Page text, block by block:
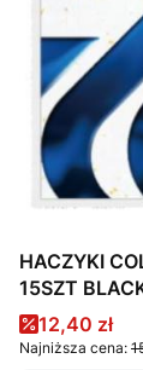
HACZYKI
15SZT
Cena
12,40 zł
Najniższa cena: